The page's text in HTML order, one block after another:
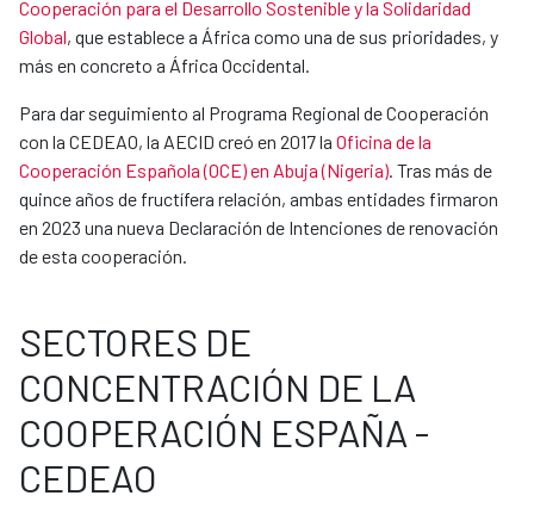
Cooperación para el Desarrollo Sostenible y la Solidaridad
Global, que establece a África como una de sus prioridades, y
más en concreto a África Occidental.
Para dar seguimiento al Programa Regional de Cooperación
con la CEDEAO, la AECID creó en 2017 la Oficina de la
Cooperación Española (OCE) en Abuja (Nigeria). Tras más de
quince años de fructífera relación, ambas entidades firmaron
en 2023 una nueva Declaración de Intenciones de renovación
de esta cooperación.
SECTORES DE
CONCENTRACIÓN DE LA
COOPERACIÓN ESPAÑA -
CEDEAO